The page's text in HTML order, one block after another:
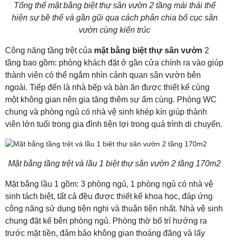
Tổng thể mặt bằng biệt thự sân vườn 2 tầng mái thái thể
hiện sự bề thế và gần gũi qua cách phân chia bố cục sân
vườn cùng kiến trúc
Công năng tầng trệt của mặt bằng biệt thự sân vườn 2
tầng bao gồm: phòng khách đặt ở gần cửa chính ra vào giúp
thành viên có thể ngắm nhìn cảnh quan sân vườn bên
ngoài. Tiếp đến là nhà bếp và bàn ăn được thiết kế cùng
một không gian nên gia tăng thêm sự ấm cúng. Phòng WC
chung và phòng ngủ có nhà vệ sinh khép kín giúp thành
viên lớn tuổi trong gia đình tiện lợi trong quá trình di chuyển.
Mặt bằng tầng trệt và lầu 1 biệt thự sân vườn 2 tầng 170m2
Mặt bằng lầu 1 gồm: 3 phòng ngủ, 1 phòng ngủ có nhà vệ
sinh tách biệt, tất cả đều được thiết kế khoa học, đáp ứng
công năng sử dụng tiện nghi và thuận tiện nhất. Nhà vệ sinh
chung đặt kế bên phòng ngủ. Phòng thờ bố trí hướng ra
trước mặt tiền, đảm bảo không gian thoáng đãng và lấy